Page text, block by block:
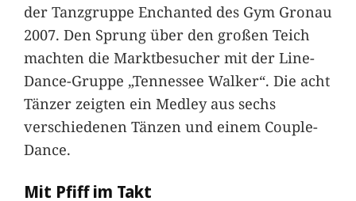
der Tanzgruppe Enchanted des Gym Gronau
2007. Den Sprung über den großen Teich
machten die Marktbesucher mit der Line-
Dance-Gruppe „Tennessee Walker“. Die acht
Tänzer zeigten ein Medley aus sechs
verschiedenen Tänzen und einem Couple-
Dance.
Mit Pfiff im Takt